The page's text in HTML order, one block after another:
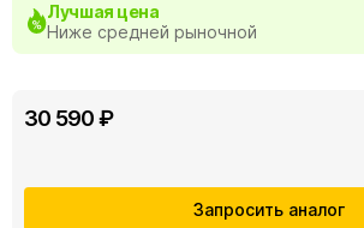
Лучшая цена
Ниже средней рыночной
30 590 ₽
Запросить аналог